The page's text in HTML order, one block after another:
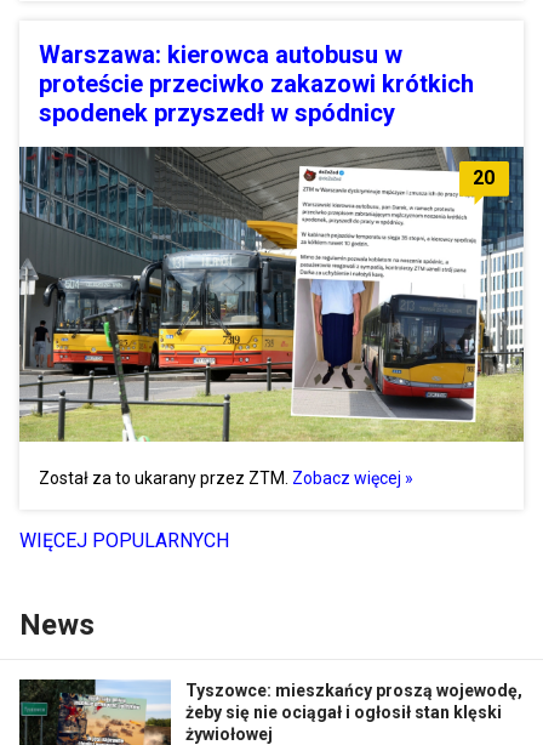
Warszawa: kierowca autobusu w
proteście przeciwko zakazowi krótkich
spodenek przyszedł w spódnicy
20
Został za to ukarany przez ZTM. Zobacz więcej »
WIĘCEJ POPULARNYCH
News
Tyszowce: mieszkańcy proszą wojewodę,
żeby się nie ociągał i ogłosił stan klęski
żywiołowej